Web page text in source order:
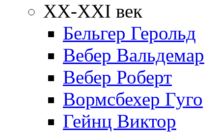
ХХ-XXI век
Бельгер Герольд
Вебер Вальдемар
Вебер Роберт
Вормсбехер Гуго
Гейнц Виктор